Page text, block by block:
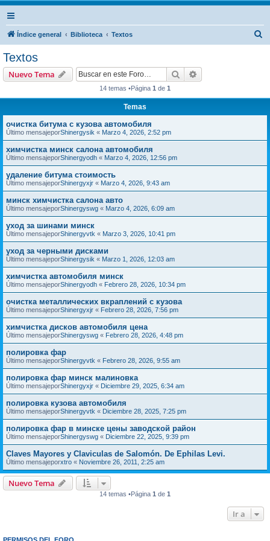
Índice general Biblioteca Textos
Textos
Nuevo Tema Buscar
14 temas •Página 1 de 1
Temas
очистка битума с кузова автомобиля
Último mensajeporShinergysik « Marzo 4, 2026, 2:52 pm
химчистка минск салона автомобиля
Último mensajeporShinergyodh « Marzo 4, 2026, 12:56 pm
удаление битума стоимость
Último mensajeporShinergyxjr « Marzo 4, 2026, 9:43 am
минск химчистка салона авто
Último mensajeporShinergyswg « Marzo 4, 2026, 6:09 am
уход за шинами минск
Último mensajeporShinergyvtk « Marzo 3, 2026, 10:41 pm
уход за черными дисками
Último mensajeporShinergysik « Marzo 1, 2026, 12:03 am
химчистка автомобиля минск
Último mensajeporShinergyodh « Febrero 28, 2026, 10:34 pm
очистка металлических вкраплений с кузова
Último mensajeporShinergyxjr « Febrero 28, 2026, 7:56 pm
химчистка дисков автомобиля цена
Último mensajeporShinergyswg « Febrero 28, 2026, 4:48 pm
полировка фар
Último mensajeporShinergyvtk « Febrero 28, 2026, 9:55 am
полировка фар минск малиновка
Último mensajeporShinergyxjr « Diciembre 29, 2025, 6:34 am
полировка кузова автомобиля
Último mensajeporShinergyvtk « Diciembre 28, 2025, 7:25 pm
полировка фар в минске цены заводской район
Último mensajeporShinergyswg « Diciembre 22, 2025, 9:39 pm
Claves Mayores y Claviculas de Salomón. De Ephilas Levi.
Último mensajeporxtro « Noviembre 26, 2011, 2:25 am
Nuevo Tema
14 temas •Página 1 de 1
Ir a